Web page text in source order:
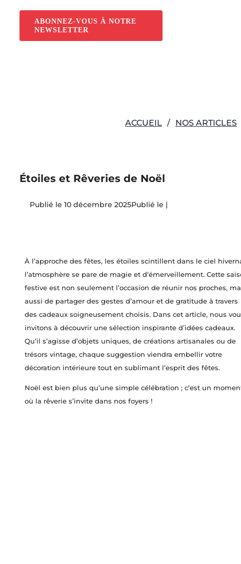
ABONNEZ-VOUS À NOTRE
NEWSLETTER
ACCUEIL NOS ARTICLES
Étoiles et Rêveries de Noël
10 décembre 2025 |
À l’approche des fêtes, les étoiles scintillent dans le ciel
l’atmosphère se pare de magie et d’émerveillement. Cette
festive est non seulement l’occasion de réunir nos proches,
aussi de partager des gestes d’amour et de gratitude à travers
des cadeaux soigneusement choisis. Dans cet article, nous
invitons à découvrir une sélection inspirante d’idées cadeaux.
Qu’il s’agisse d’objets uniques, de créations artisanales ou de
trésors vintage, chaque suggestion viendra embellir votre
décoration intérieure tout en sublimant l’esprit des fêtes.
Noël est bien plus qu’une simple célébration ; c’est un
où la rêverie s’invite dans nos foyers !